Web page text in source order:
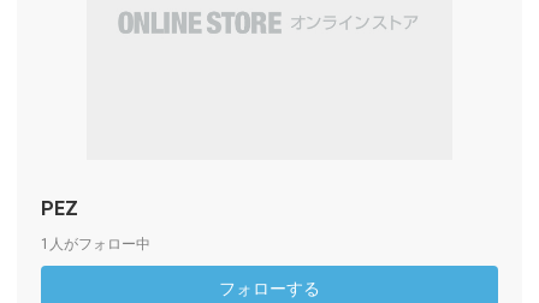
PEZ
1人がフォロー中
フォローする